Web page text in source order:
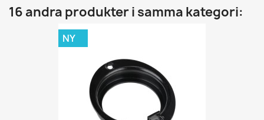
16 andra produkter i samma kategori:
NY